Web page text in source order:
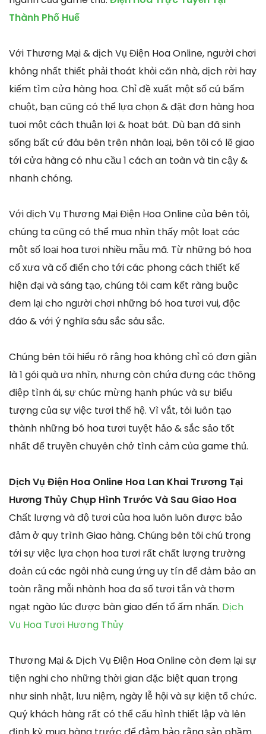
Thành Phố Huế
Với Thương Mại & dịch Vụ Điện Hoa Online, người chơi
không nhất thiết phải thoát khỏi căn nhà, dịch rời hay
kiếm tìm cửa hàng hoa. Chỉ đề xuất một số cú bấm
chuột, bạn cũng có thể lựa chọn & đặt đơn hàng hoa
tuoi một cách thuận lợi & hoạt bát. Dù bạn đã sinh
sống bất cứ đâu bên trên nhân loại, bên tôi có lẽ giao
tới cửa hàng có nhu cầu 1 cách an toàn và tin cậy &
nhanh chóng.
Với dịch Vụ Thương Mại Điện Hoa Online của bên tôi,
chúng ta cũng có thể mua nhìn thấy một loạt các
một số loại hoa tươi nhiều mẫu mã. Từ những bó hoa
cổ xưa và cổ điển cho tới các phong cách thiết kế
hiện đại và sáng tạo, chúng tôi cam kết ràng buộc
đem lại cho người chơi những bó hoa tươi vui, độc
đáo & với ý nghĩa sâu sắc sâu sắc.
Chúng bên tôi hiểu rõ rằng hoa không chỉ có đơn giản
là 1 gói quà ưa nhìn, nhưng còn chứa đựng các thông
điệp tình ái, sự chúc mừng hạnh phúc và sự biểu
tượng của sự việc tươi thế hệ. Vì vắt, tôi luôn tạo
thành những bó hoa tươi tuyệt hảo & sắc sảo tốt
nhất để truyền chuyên chở tình cảm của game thủ.
Dịch Vụ Điện Hoa Online Hoa Lan Khai Trương Tại
Hương Thủy Chụp Hình Trước Và Sau Giao Hoa
Chất lượng và độ tươi của hoa luôn luôn được bảo
đảm ở quy trình Giao hàng. Chúng bên tôi chú trọng
tới sự việc lựa chọn hoa tươi rất chất lượng trường
đoản cú các ngôi nhà cung ứng uy tín để đảm bảo an
toàn rằng mỗi nhành hoa đa số tươi tắn và thơm
ngạt ngào lúc được bàn giao đến tổ ấm nhấn. Dịch
Vụ Hoa Tươi Hương Thủy
Thương Mại & Dịch Vụ Điện Hoa Online còn đem lại sự
tiện nghi cho những thời gian đặc biệt quan trọng
như sinh nhật, lưu niệm, ngày lễ hội và sự kiện tổ chức.
Quý khách hàng rất có thể cấu hình thiết lập và lên